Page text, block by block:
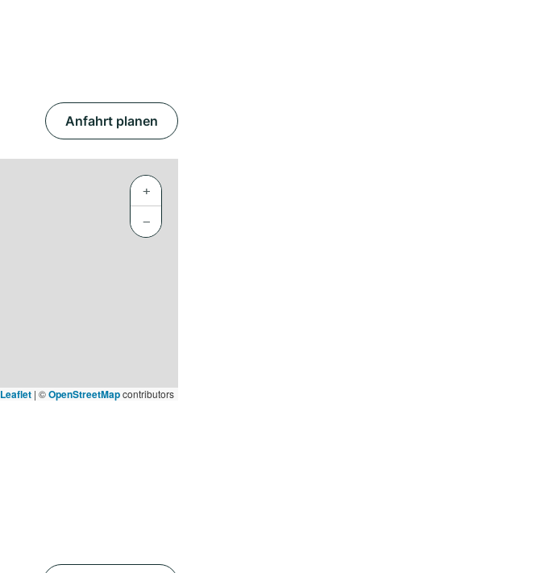
Anfahrt planen
+
−
Leaflet | ©OpenStreetMapcontributors